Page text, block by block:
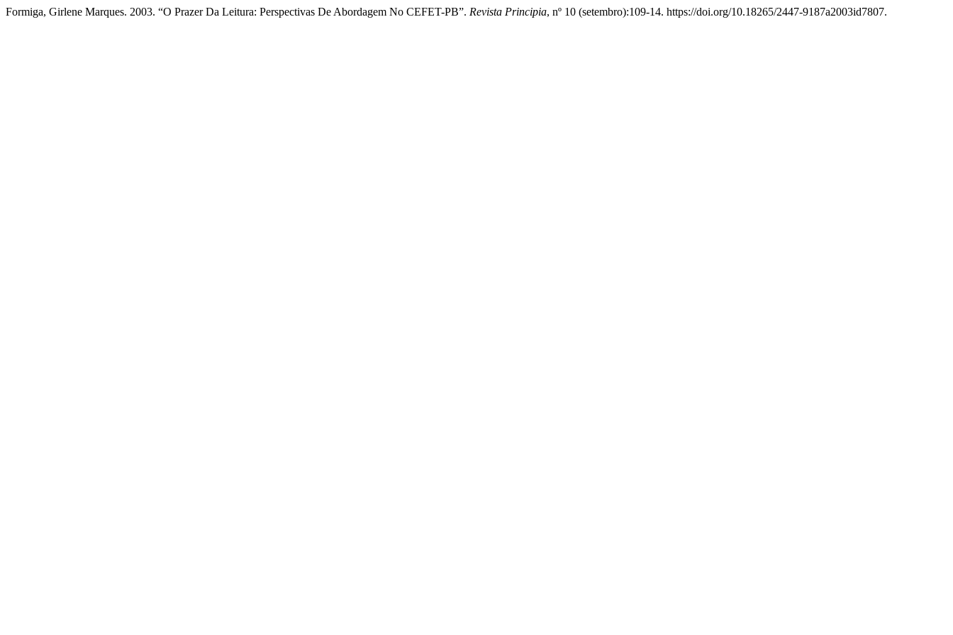
Formiga, Girlene Marques. 2003. “O Prazer Da Leitura: Perspectivas De Abordagem No CEFET-PB”. Revista Principia, nº 10 (setembro):109-14. https://doi.org/10.18265/2447-9187a2003id7807.